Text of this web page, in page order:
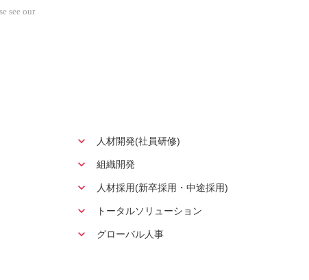
人材開発(社員研修)
組織開発
人材採用(新卒採用・中途採用)
トータルソリューション
グローバル人事
see our